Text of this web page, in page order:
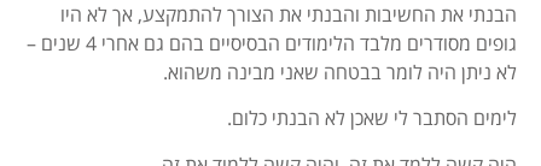
הבנתי את החשיבות והבנתי את הצורך להתמקצע, אך לא היו
גופים מסודרים מלבד הלימודים הבסיסיים בהם גם אחרי 4 שנים –
לא ניתן היה לומר בבטחה שאני מבינה משהוא.
לימים הסתבר לי שאכן לא הבנתי כלום.